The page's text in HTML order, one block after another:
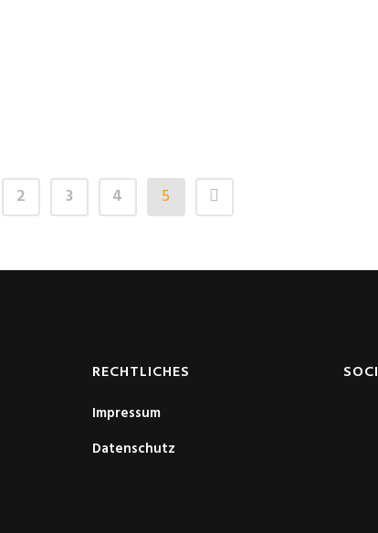
2 3 4 5
RECHTLICHES
Impressum
Datenschutz